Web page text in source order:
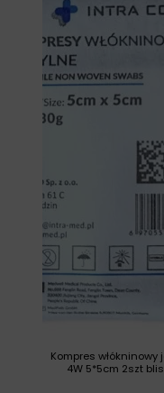
Kompres włókninowy
4W 5*5cm 2szt